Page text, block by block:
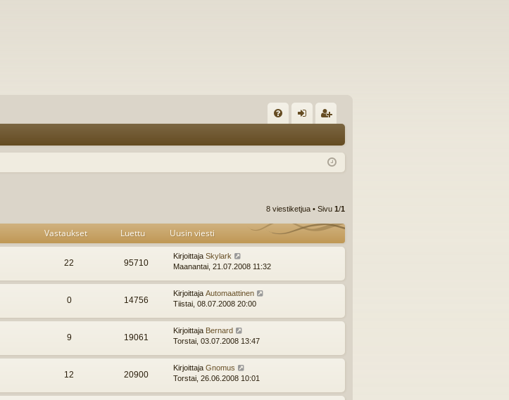
K au ist
8 viestiketjua • Sivu 1/1
Vastaukset Luettu Uusin viesti
22 95710
Kirjoittaja Skylark
Maanantai, 21.07.2008 11:32
0 14756
Kirjoittaja Automaattinen
Tiistai, 08.07.2008 20:00
9 19061
Kirjoittaja Bernard
Torstai, 03.07.2008 13:47
12 20900
Kirjoittaja Gnomus
Torstai, 26.06.2008 10:01